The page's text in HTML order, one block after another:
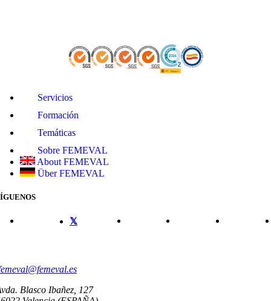
Servicios
Formación
Temáticas
Sobre FEMEVAL
About FEMEVAL
Über FEMEVAL
Blasco Ibañez, 127